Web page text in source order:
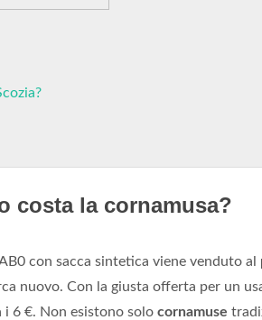
costa la cornamusa?
AB0 con sacca sintetica viene venduto al
nuovo. Con la giusta offerta per un
i 6 €. Non esistono solo cornamuse